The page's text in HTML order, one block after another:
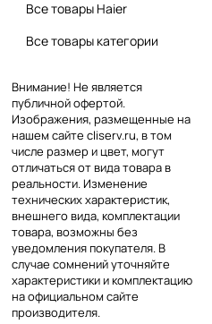
Все товары Haier
Все товары категории
Внимание! Не является
публичной офертой.
Изображения, размещенные на
нашем сайте cliserv.ru, в том
числе размер и цвет, могут
отличаться от вида товара в
реальности. Изменение
технических характеристик,
внешнего вида, комплектации
товара, возможны без
уведомления покупателя. В
случае сомнений уточняйте
характеристики и комплектацию
на официальном сайте
производителя.